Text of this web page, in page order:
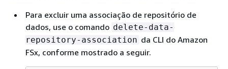
Para excluir uma associação de repositório de
dados, use o comando delete-data-
repository-association da CLI do Amazon
FSx, conforme mostrado a seguir.